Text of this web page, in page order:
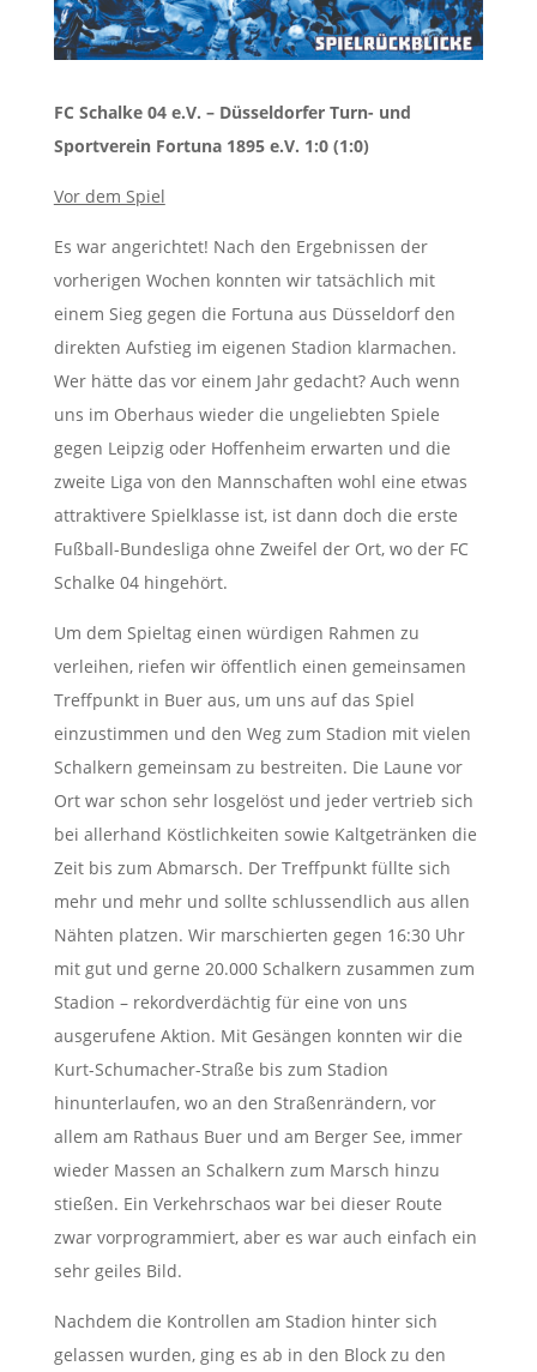
FC Schalke 04 e.V. – Düsseldorfer Turn- und
Sportverein Fortuna 1895 e.V. 1:0 (1:0)
Vor dem Spiel
Es war angerichtet! Nach den Ergebnissen der
vorherigen Wochen konnten wir tatsächlich mit
einem Sieg gegen die Fortuna aus Düsseldorf den
direkten Aufstieg im eigenen Stadion klarmachen.
Wer hätte das vor einem Jahr gedacht? Auch wenn
uns im Oberhaus wieder die ungeliebten Spiele
gegen Leipzig oder Hoffenheim erwarten und die
zweite Liga von den Mannschaften wohl eine etwas
attraktivere Spielklasse ist, ist dann doch die erste
Fußball-Bundesliga ohne Zweifel der Ort, wo der FC
Schalke 04 hingehört.
Um dem Spieltag einen würdigen Rahmen zu
verleihen, riefen wir öffentlich einen gemeinsamen
Treffpunkt in Buer aus, um uns auf das Spiel
einzustimmen und den Weg zum Stadion mit vielen
Schalkern gemeinsam zu bestreiten. Die Laune vor
Ort war schon sehr losgelöst und jeder vertrieb sich
bei allerhand Köstlichkeiten sowie Kaltgetränken die
Zeit bis zum Abmarsch. Der Treffpunkt füllte sich
mehr und mehr und sollte schlussendlich aus allen
Nähten platzen. Wir marschierten gegen 16:30 Uhr
mit gut und gerne 20.000 Schalkern zusammen zum
Stadion – rekordverdächtig für eine von uns
ausgerufene Aktion. Mit Gesängen konnten wir die
Kurt-Schumacher-Straße bis zum Stadion
hinunterlaufen, wo an den Straßenrändern, vor
allem am Rathaus Buer und am Berger See, immer
wieder Massen an Schalkern zum Marsch hinzu
stießen. Ein Verkehrschaos war bei dieser Route
zwar vorprogrammiert, aber es war auch einfach ein
sehr geiles Bild.
Nachdem die Kontrollen am Stadion hinter sich
gelassen wurden, ging es ab in den Block zu den